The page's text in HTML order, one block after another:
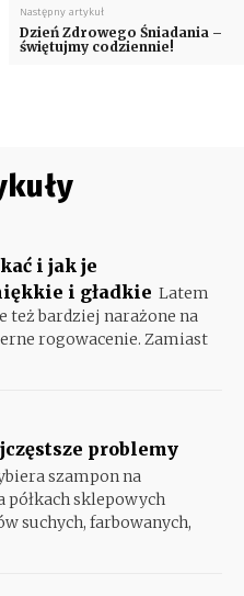
Następny artykuł
Dzień Zdrowego Śniadania –
świętujmy codziennie!
i jak je
i gładkie Latem
też bardziej narażone na
rogowacenie. Zamiast
problemy
szampon na
półkach sklepowych
suchych, farbowanych,